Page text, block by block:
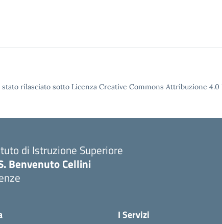
rilasciato sotto Licenza Creative Commons Attribuzione 4.0
di Istruzione Superiore
Benvenuto Cellini
I Servizi